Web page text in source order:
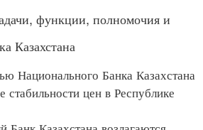
функции, полномочия и
Казахстана
Банка Казахстана
стабильности цен в Республике